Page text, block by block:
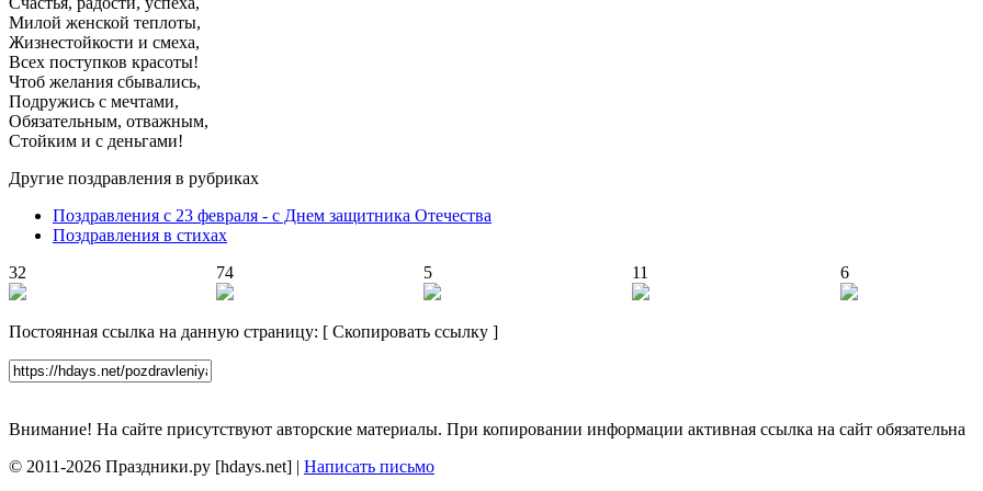
Милой женской теплоты,
Жизнестойкости и смеха,
Всех поступков красоты!
Чтоб желания сбывались,
Подружись с мечтами,
Обязательным, отважным,
Стойким и с деньгами!
Другие поздравления в рубриках
Поздравления с 23 февраля - с Днем защитника Отечества
Поздравления в стихах
32
74 5 11 6
Постоянная ссылка на данную страницу: [ Скопировать ссылку ]
Внимание! На сайте присутствуют авторские материалы. При копировании информации активная ссылка на сайт обязательна
© 2011-2026 Праздники.ру [hdays.net] | Написать письмо